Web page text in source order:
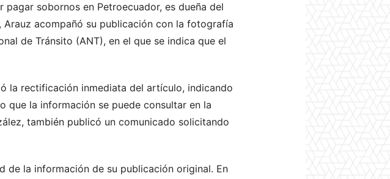
sobornos en Petroecuador, es dueña del
acompañó su publicación con la fotografía
de Tránsito (ANT), en el que se indica que el
la rectificación inmediata del artículo, indicando
que la información se puede consultar en la
también publicó un comunicado solicitando
de la información de su publicación original. En